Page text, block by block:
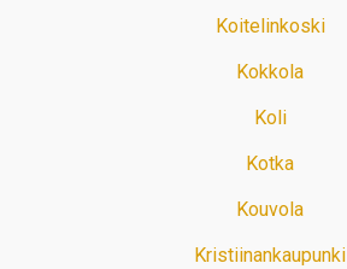
Koitelinkoski
Kokkola
Koli
Kotka
Kouvola
Kristiinankaupunki